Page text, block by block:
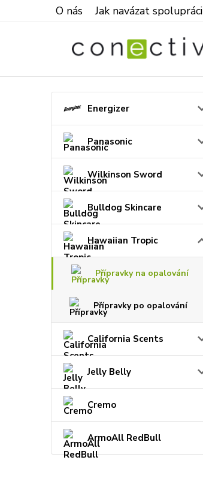
O nás Jak navázat spolupráci
Energizer
Panasonic
Wilkinson Sword
Bulldog Skincare
Hawaiian Tropic
Přípravky na opalování
Přípravky po opalování
California Scents
Jelly Belly
Cremo
ArmoAll RedBull